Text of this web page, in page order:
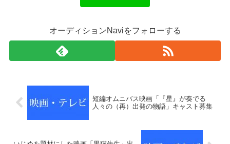
オーディションNaviをフォローする
短編オムニバス映画「『星』が奏でる
人々の（再）出発の物語」キャスト募集